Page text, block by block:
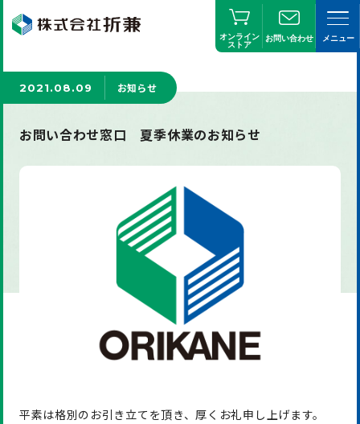
オンライン
ストア
お問い合わせ メニュー
2021.08.09 お知らせ
お問い合わせ窓口 夏季休業のお知らせ
平素は格別のお引き立てを頂き、厚くお礼申し上げます。